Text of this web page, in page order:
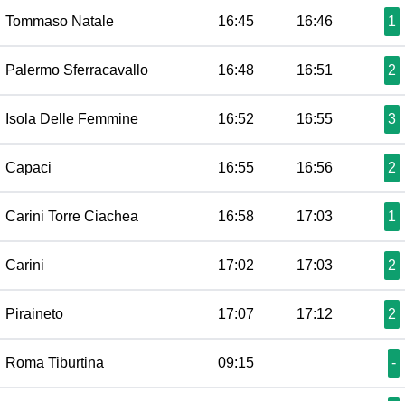
Tommaso Natale 16:45 16:46 1
Palermo Sferracavallo 16:48 16:51 2
Isola Delle Femmine 16:52 16:55 3
Capaci 16:55 16:56 2
Carini Torre Ciachea 16:58 17:03 1
Carini 17:02 17:03 2
Piraineto 17:07 17:12 2
Roma Tiburtina 09:15 -